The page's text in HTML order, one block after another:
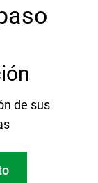
de sus